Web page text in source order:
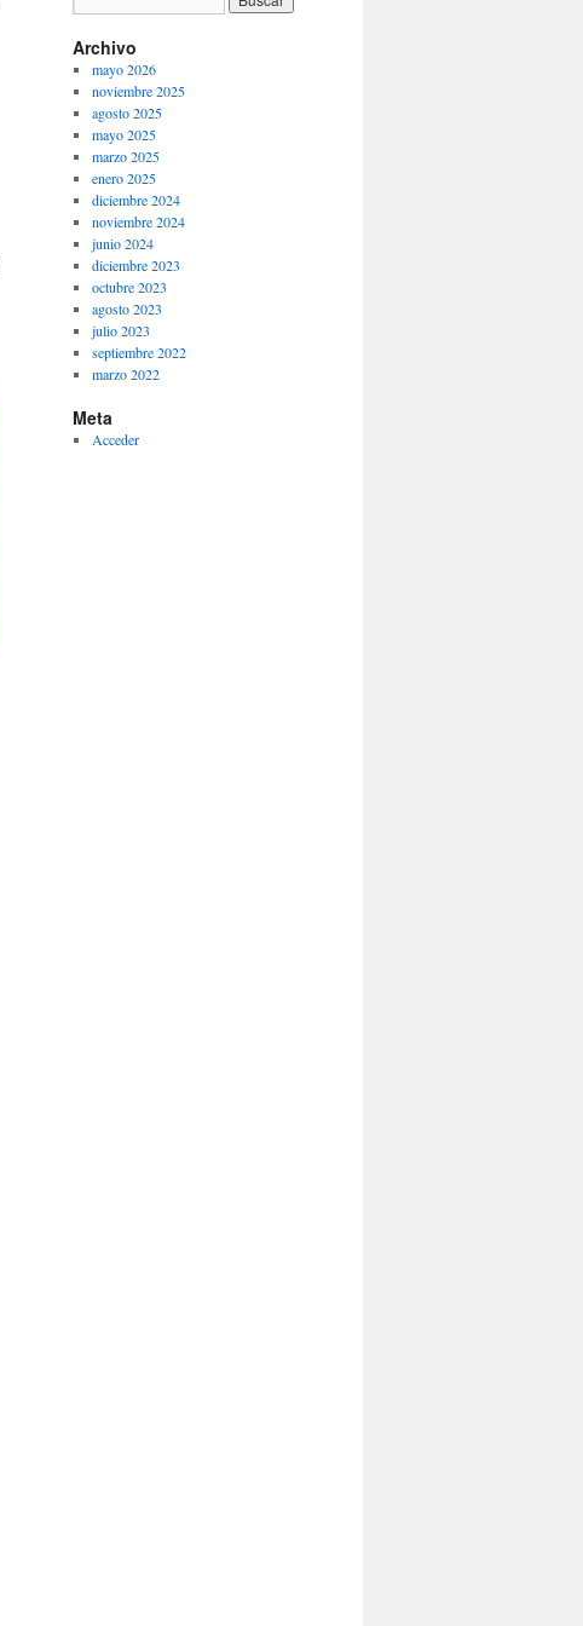
Archivo
mayo 2026
noviembre 2025
agosto 2025
mayo 2025
marzo 2025
enero 2025
diciembre 2024
noviembre 2024
junio 2024
diciembre 2023
octubre 2023
agosto 2023
julio 2023
septiembre 2022
marzo 2022
Meta
Acceder